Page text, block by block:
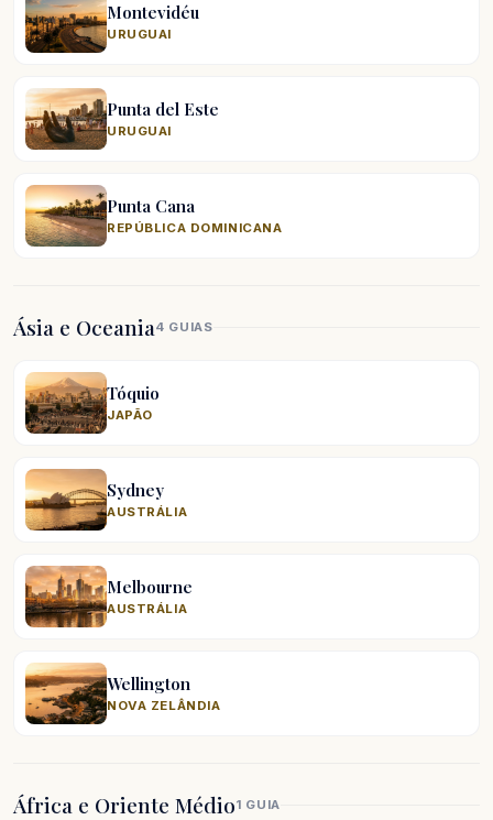
Montevidéu
URUGUAI
Punta del Este
URUGUAI
Punta Cana
REPÚBLICA DOMINICANA
Ásia e Oceania4 GUIAS
Tóquio
JAPÃO
Sydney
AUSTRÁLIA
Melbourne
AUSTRÁLIA
Wellington
NOVA ZELÂNDIA
África e Oriente Médio1 GUIA